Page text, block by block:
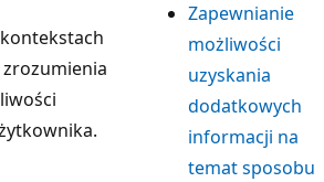
Zapewnianie
możliwości
uzyskania
dodatkowych
informacji na
temat sposobu